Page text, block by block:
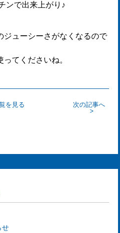
ンで出来上がり♪
ジューシーさがなくなるので
ってくださいね。
を見る 次の記事へ
せ